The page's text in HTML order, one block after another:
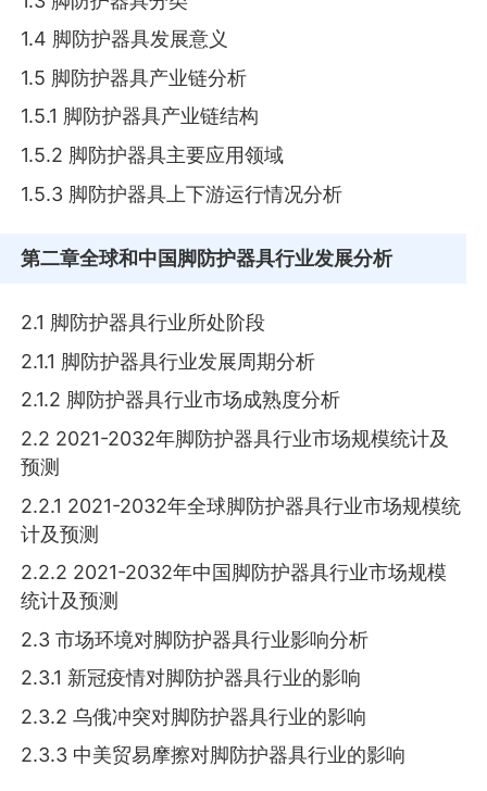
1.4 脚防护器具发展意义
1.5 脚防护器具产业链分析
1.5.1 脚防护器具产业链结构
1.5.2 脚防护器具主要应用领域
1.5.3 脚防护器具上下游运行情况分析
第二章全球和中国脚防护器具行业发展分析
2.1 脚防护器具行业所处阶段
2.1.1 脚防护器具行业发展周期分析
2.1.2 脚防护器具行业市场成熟度分析
2.2 2021-2032年脚防护器具行业市场规模统计及
预测
2.2.1 2021-2032年全球脚防护器具行业市场规模统
计及预测
2.2.2 2021-2032年中国脚防护器具行业市场规模
统计及预测
2.3 市场环境对脚防护器具行业影响分析
2.3.1 新冠疫情对脚防护器具行业的影响
2.3.2 乌俄冲突对脚防护器具行业的影响
2.3.3 中美贸易摩擦对脚防护器具行业的影响